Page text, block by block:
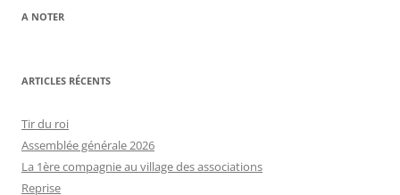
A NOTER
ARTICLES RÉCENTS
Tir du roi
Assemblée générale 2026
La 1ère compagnie au village des associations
Reprise